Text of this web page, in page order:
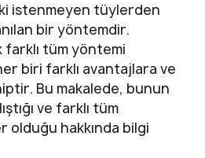
istenmeyen tüylerden
bir yöntemdir.
tüm yöntemi
biri farklı avantajlara ve
Bu makalede, bunun
ve farklı tüm
hakkında bilgi